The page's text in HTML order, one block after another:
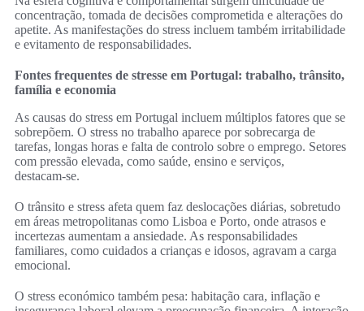
concentração, tomada de decisões comprometida e alterações do
apetite. As manifestações do stress incluem também irritabilidade
e evitamento de responsabilidades.
Fontes frequentes de stresse em Portugal: trabalho, trânsito,
família e economia
As causas do stress em Portugal incluem múltiplos fatores que se
sobrepõem. O stress no trabalho aparece por sobrecarga de
tarefas, longas horas e falta de controlo sobre o emprego. Setores
com pressão elevada, como saúde, ensino e serviços,
destacam‑se.
O trânsito e stress afeta quem faz deslocações diárias, sobretudo
em áreas metropolitanas como Lisboa e Porto, onde atrasos e
incertezas aumentam a ansiedade. As responsabilidades
familiares, como cuidados a crianças e idosos, agravam a carga
emocional.
O stress económico também pesa: habitação cara, inflação e